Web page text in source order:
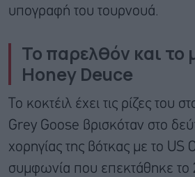
υπογραφή του τουρνουά.
Το παρελθόν και το
Honey Deuce
Το κοκτέιλ έχει τις ρίζες του
Grey Goose βρισκόταν στο
χορηγίας της βότκας με το US
συμφωνία που επεκτάθηκε το